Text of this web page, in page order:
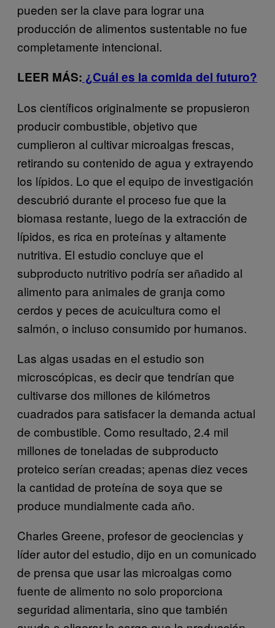
pueden ser la clave para lograr una
producción de alimentos sustentable no fue
completamente intencional.
LEER MÁS: ¿Cuál es la comida del futuro?
Los científicos originalmente se propusieron
producir combustible, objetivo que
cumplieron al cultivar microalgas frescas,
retirando su contenido de agua y extrayendo
los lípidos. Lo que el equipo de investigación
descubrió durante el proceso fue que la
biomasa restante, luego de la extracción de
lípidos, es rica en proteínas y altamente
nutritiva. El estudio concluye que el
subproducto nutritivo podría ser añadido al
alimento para animales de granja como
cerdos y peces de acuicultura como el
salmón, o incluso consumido por humanos.
Las algas usadas en el estudio son
microscópicas, es decir que tendrían que
cultivarse dos millones de kilómetros
cuadrados para satisfacer la demanda actual
de combustible. Como resultado, 2.4 mil
millones de toneladas de subproducto
proteico serían creadas; apenas diez veces
la cantidad de proteína de soya que se
produce mundialmente cada año.
Charles Greene, profesor de geociencias y
líder autor del estudio, dijo en un comunicado
de prensa que usar las microalgas como
fuente de alimento no solo proporciona
seguridad alimentaria, sino que también